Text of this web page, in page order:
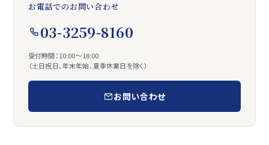
お電話でのお問い合わせ
03-3259-8160
受付時間：10:00〜18:00
（土日祝日、年末年始、夏季休業日を除く）
お問い合わせ